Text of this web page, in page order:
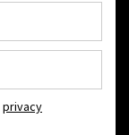
privacy